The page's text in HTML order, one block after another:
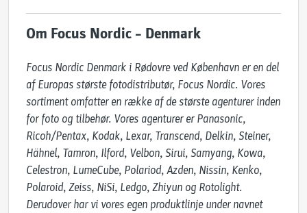
Om Focus Nordic – Denmark
Focus Nordic Denmark i Rødovre ved København er en del
af Europas største fotodistributør, Focus Nordic. Vores
sortiment omfatter en række af de største agenturer inden
for foto og tilbehør. Vores agenturer er Panasonic,
Ricoh/Pentax, Kodak, Lexar, Transcend, Delkin, Steiner,
Hähnel, Tamron, Ilford, Velbon, Sirui, Samyang, Kowa,
Celestron, LumeCube, Polariod, Azden, Nissin, Kenko,
Polaroid, Zeiss, NiSi, Ledgo, Zhiyun og Rotolight.
Derudover har vi vores egen produktlinje under navnet